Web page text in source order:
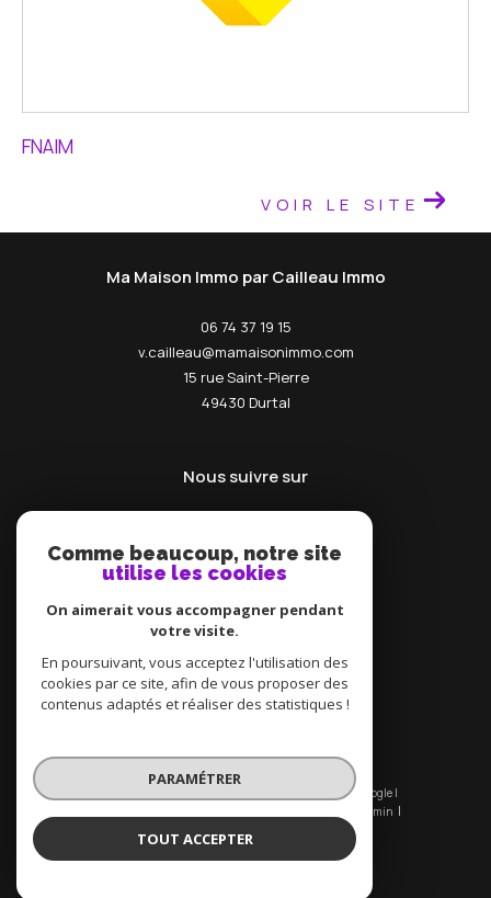
FNAIM
VOIR LE SITE
Ma Maison Immo par Cailleau Immo
06 74 37 19 15
v.cailleau@mamaisonimmo.com
15 rue Saint-Pierre
49430
durtal
Nous suivre sur
Adhérents
© 2026 | Tous droits réservés | Traduction powered by Google |
Admin
Nos liens
Politique RGPD
Comme beaucoup, notre site
utilise les cookies
On aimerait vous accompagner pendant
votre visite.
En poursuivant, vous acceptez l'utilisation des
cookies par ce site, afin de vous proposer des
contenus adaptés et réaliser des statistiques !
PARAMÉTRER
TOUT ACCEPTER